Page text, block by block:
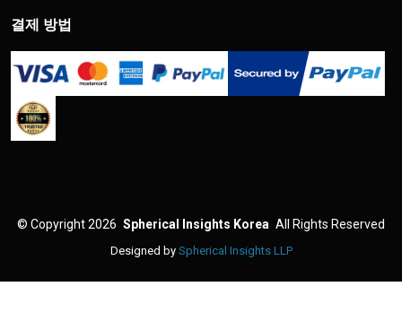
결제 방법
© Copyright 2026 Spherical Insights Korea All Rights Reserved
Designed by Spherical Insights LLP